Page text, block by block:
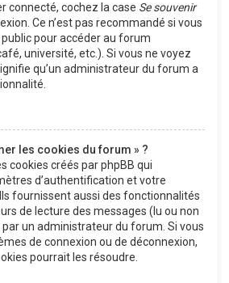
connecté, cochez la case Se souvenir
Ce n’est pas recommandé si vous
pour accéder au forum
université, etc.). Si vous ne voyez
qu’un administrateur du forum a
les cookies du forum » ?
cookies créés par phpBB qui
d’authentification et votre
fournissent aussi des fonctionnalités
de lecture des messages (lu ou non
par un administrateur du forum. Si vous
de connexion ou de déconnexion,
pourrait les résoudre.